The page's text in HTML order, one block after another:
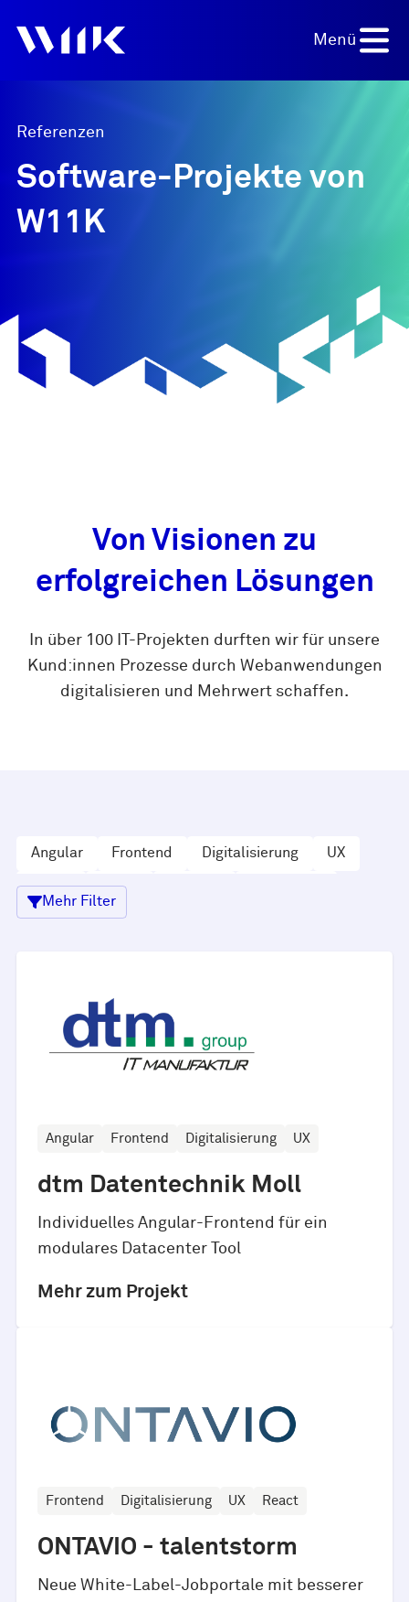
Menü
Referenzen
Software-Projekte von
W11K
Von Visionen zu
erfolgreichen Lösungen
In über 100 IT-Projekten durften wir für unsere
Kund:innen Prozesse durch Webanwendungen
digitalisieren und Mehrwert schaffen.
Angular Frontend Digitalisierung UX
React Cloud
Migration Django
Mehr Filter
Angular Frontend Digitalisierung UX
dtm Datentechnik Moll
Individuelles Angular-Frontend für ein
modulares Datacenter Tool
Mehr zum Projekt
Frontend Digitalisierung UX React
ONTAVIO - talentstorm
Neue White-Label-Jobportale mit besserer